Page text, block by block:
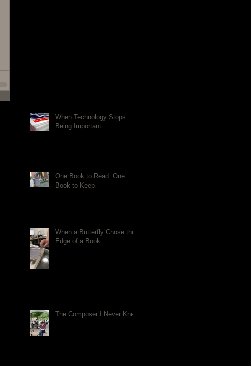
When Technology Stops
Being Important
One Book to Read. One
Book to Keep
When a Butterfly Chose the
Edge of a Book
The Composer I Never Knew